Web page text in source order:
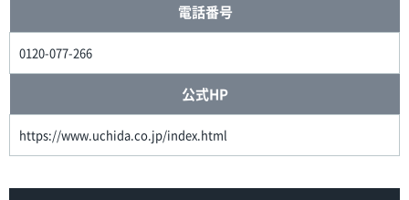
電話番号
0120-077-266
公式HP
https://www.uchida.co.jp/index.html